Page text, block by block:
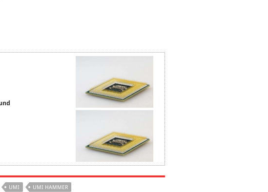
UMI UMI HAMMER